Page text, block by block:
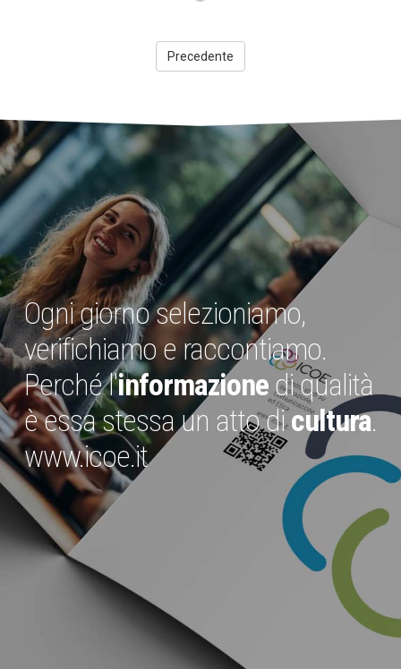
Precedente
Ogni giorno selezioniamo,
verifichiamo e raccontiamo.
Perché l'informazionedi qualità
è essa stessa un atto dicultura.
www.icoe.it